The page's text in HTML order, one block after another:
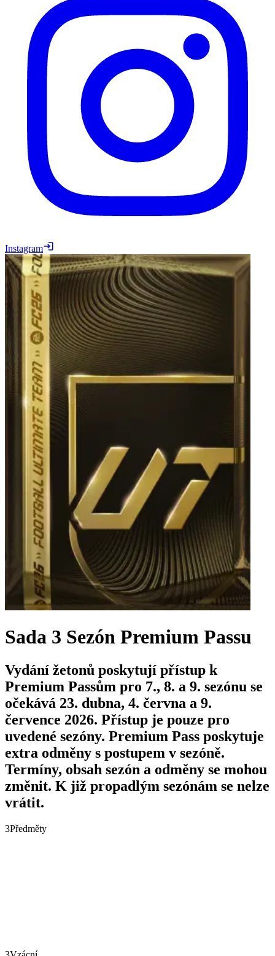
Instagram
Sada 3 Sezón Premium Passu
Vydání žetonů poskytují přístup k
Premium Passům pro 7., 8. a 9. sezónu se
očekává 23. dubna, 4. června a 9.
července 2026. Přístup je pouze pro
uvedené sezóny. Premium Pass poskytuje
extra odměny s postupem v sezóně.
Termíny, obsah sezón a odměny se mohou
změnit. K již propadlým sezónám se nelze
vrátit.
3Předměty